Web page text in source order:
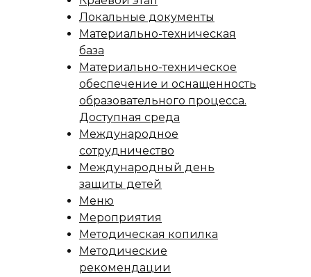
Локальные документы
Материально-техническая
база
Материально-техническое
обеспечение и оснащенность
образовательного процесса.
Доступная среда
Международное
сотрудничество
Международный день
защиты детей
Меню
Мероприятия
Методическая копилка
Методические
рекомендации